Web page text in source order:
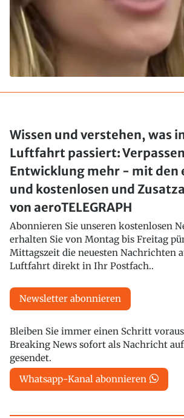
Wissen und verstehen, was
Luftfahrt passiert:
Entwicklung mehr - mit den
und kostenlosen und
von aeroTELEGRAPH
Abonnieren Sie unseren kostenlosen
erhalten Sie von Montag bis Freitag
Mittagszeit die neuesten Nachrichten
Luftfahrt direkt in Ihr Postfach..
Newsletter abonnieren
Bleiben Sie immer einen Schritt
Breaking News sofort als Nachricht
gesendet.
Whatsapp-Kanal abonnieren